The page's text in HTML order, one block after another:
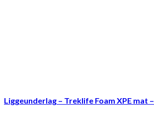
Liggeunderlag – Treklife Foam XPE mat